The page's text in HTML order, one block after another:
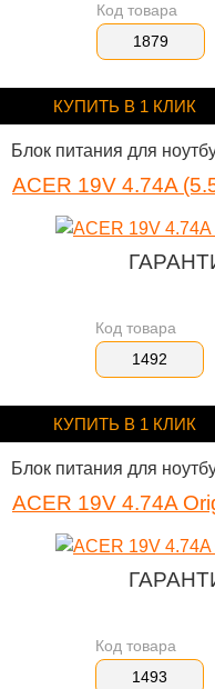
Код товара
1879
КУПИТЬ В 1 КЛИК
Блок питания для
ACER 19V 4.74A
Код товара
1492
КУПИТЬ В 1 КЛИК
Блок питания для
ACER 19V 4.74A
Код товара
1493